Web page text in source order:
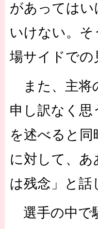
があっては
いけない。
場サイドでの
また、主将
申し訳なく思
を述べると
に対して、
は残念」と話
選手の中で